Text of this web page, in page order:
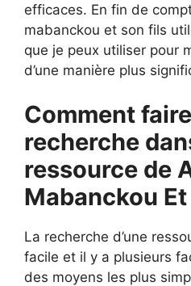
efficaces. En fin de
mabanckou et son fils
que je peux utiliser pour
d’une manière plus
Comment
recherche
ressource de
Mabanckou Et
La recherche d’une
facile et il y a plusieurs
des moyens les plus